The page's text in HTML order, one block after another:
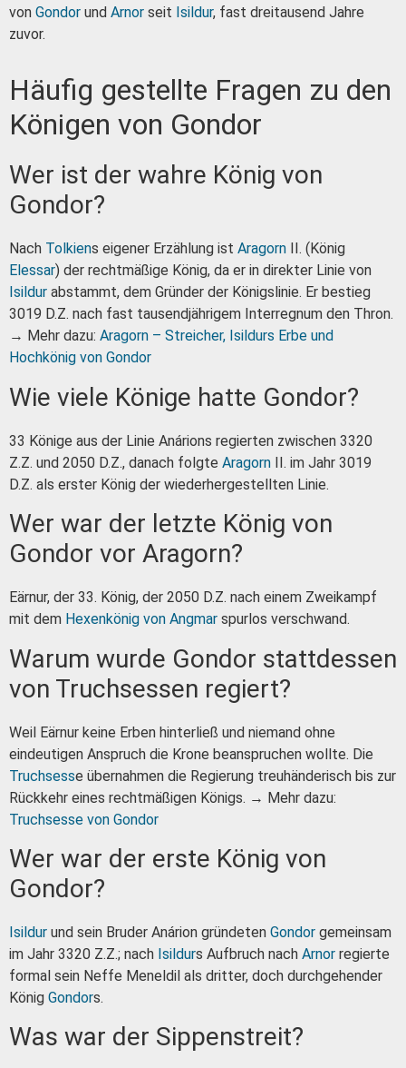
von Gondor und Arnor seit Isildur, fast dreitausend Jahre
zuvor.
Häufig gestellte Fragen zu den
Königen von Gondor
Wer ist der wahre König von
Gondor?
Nach Tolkiens eigener Erzählung ist Aragorn II. (König
Elessar) der rechtmäßige König, da er in direkter Linie von
Isildur abstammt, dem Gründer der Königslinie. Er bestieg
3019 D.Z. nach fast tausendjährigem Interregnum den Thron.
→ Mehr dazu: Aragorn – Streicher, Isildurs Erbe und
Hochkönig von Gondor
Wie viele Könige hatte Gondor?
33 Könige aus der Linie Anárions regierten zwischen 3320
Z.Z. und 2050 D.Z., danach folgte Aragorn II. im Jahr 3019
D.Z. als erster König der wiederhergestellten Linie.
Wer war der letzte König von
Gondor vor Aragorn?
Eärnur, der 33. König, der 2050 D.Z. nach einem Zweikampf
mit dem Hexenkönig von Angmar spurlos verschwand.
Warum wurde Gondor stattdessen
von Truchsessen regiert?
Weil Eärnur keine Erben hinterließ und niemand ohne
eindeutigen Anspruch die Krone beanspruchen wollte. Die
Truchsesse übernahmen die Regierung treuhänderisch bis zur
Rückkehr eines rechtmäßigen Königs. → Mehr dazu:
Truchsesse von Gondor
Wer war der erste König von
Gondor?
Isildur und sein Bruder Anárion gründeten Gondor gemeinsam
im Jahr 3320 Z.Z.; nach Isildurs Aufbruch nach Arnor regierte
formal sein Neffe Meneldil als dritter, doch durchgehender
König Gondors.
Was war der Sippenstreit?